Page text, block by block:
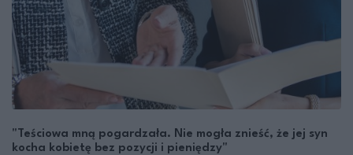
"Teściowa mną pogardzała. Nie mogła znieść, że jej syn
kocha kobietę bez pozycji i pieniędzy"